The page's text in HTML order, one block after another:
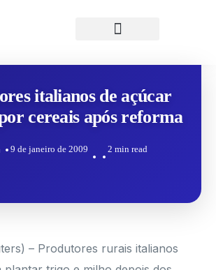
italianos de açúcar
cereais após reforma
9 de janeiro de 2009 2 min read
– Produtores rurais italianos